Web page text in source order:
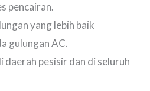
pencairan.
yang lebih baik
gulungan AC.
daerah pesisir dan di seluruh